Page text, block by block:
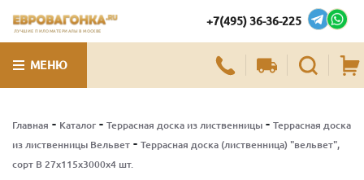
ЛУЧШИЕ ПИЛОМАТЕРИАЛЫ В МОСКВЕ
+7(495) 36-36-225
МЕНЮ
Главная - Каталог - Террасная доска из лиственницы - Террасная доска
из лиственницы Вельвет - Террасная доска (лиственница) "вельвет",
сорт В 27х115х3000х4 шт.